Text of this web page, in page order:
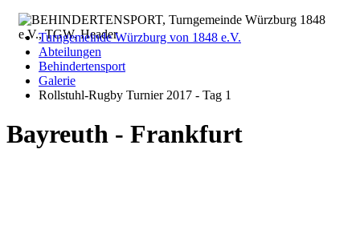
Turngemeinde Würzburg von 1848 e.V.
Abteilungen
Behindertensport
Galerie
Rollstuhl-Rugby Turnier 2017 - Tag 1
Bayreuth - Frankfurt